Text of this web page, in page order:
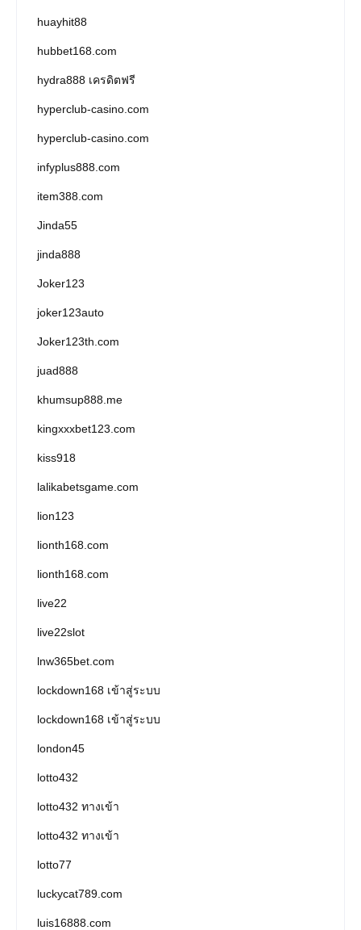
huayhit88
hubbet168.com
hydra888 เครดิตฟรี
hyperclub-casino.com
hyperclub-casino.com
infyplus888.com
item388.com
Jinda55
jinda888
Joker123
joker123auto
Joker123th.com
juad888
khumsup888.me
kingxxxbet123.com
kiss918
lalikabetsgame.com
lion123
lionth168.com
lionth168.com
live22
live22slot
lnw365bet.com
lockdown168 เข้าสู่ระบบ
lockdown168 เข้าสู่ระบบ
london45
lotto432
lotto432 ทางเข้า
lotto432 ทางเข้า
lotto77
luckycat789.com
luis16888.com